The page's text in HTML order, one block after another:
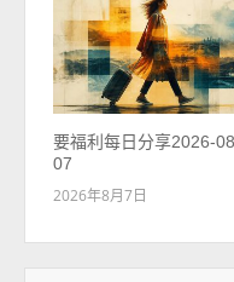
要福利每日分享2026-
07
2026年8月7日